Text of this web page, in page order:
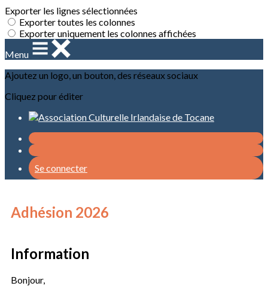
Exporter les lignes sélectionnées
Exporter toutes les colonnes
Exporter uniquement les colonnes affichées
Menu
Ajoutez un logo, un bouton, des réseaux sociaux
Cliquez pour éditer
Se connecter
Adhésion 2026
Information
Bonjour,